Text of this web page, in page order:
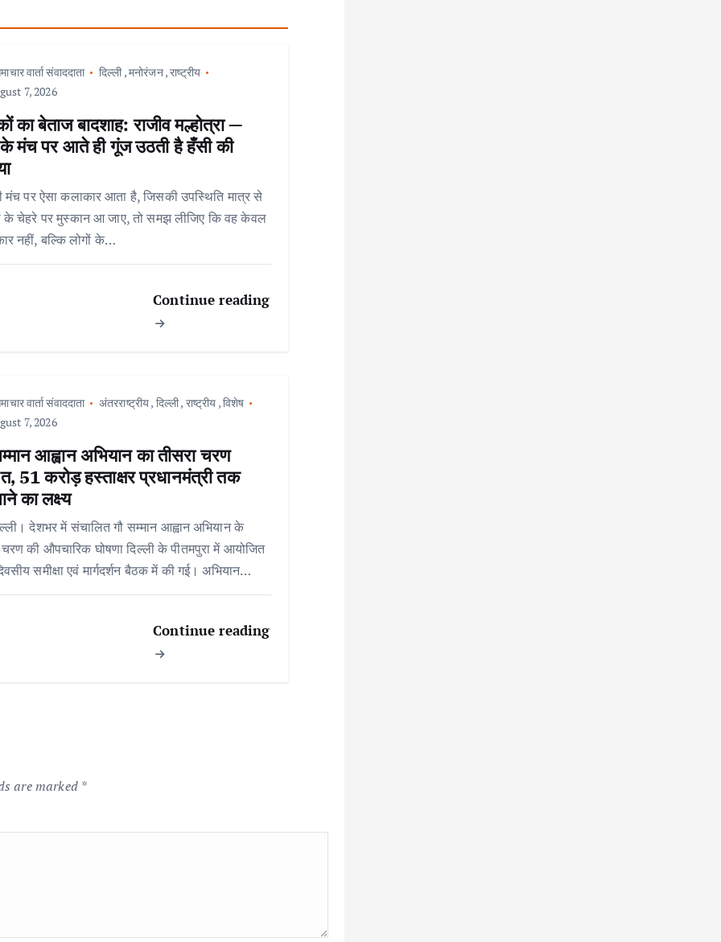
वार्ता संवाददाता दिल्ली,मनोरंजन,राष्ट्रीय
7, 2026
का बेताज बादशाह: राजीव मल्होत्रा —
मंच पर आते ही गूंज उठती है हँसी की
मंच पर ऐसा कलाकार आता है, जिसकी उपस्थिति मात्र से
के चेहरे पर मुस्कान आ जाए, तो समझ लीजिए कि वह केवल
नहीं, बल्कि लोगों के…
Continue reading
वार्ता संवाददाता अंतरराष्ट्रीय, दिल्ली, राष्ट्रीय ,विशेष
7, 2026
आह्वान अभियान का तीसरा चरण
51 करोड़ हस्ताक्षर प्रधानमंत्री तक
का लक्ष्य
देशभर में संचालित गौ सम्मान आह्वान अभियान के
की औपचारिक घोषणा दिल्ली के पीतमपुरा में आयोजित
समीक्षा एवं मार्गदर्शन बैठक में की गई। अभियान…
Continue reading
are marked *